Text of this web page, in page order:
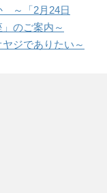
～「2月24日
のご案内～
ジでありたい～